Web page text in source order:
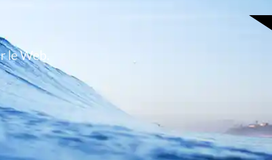
le Web.